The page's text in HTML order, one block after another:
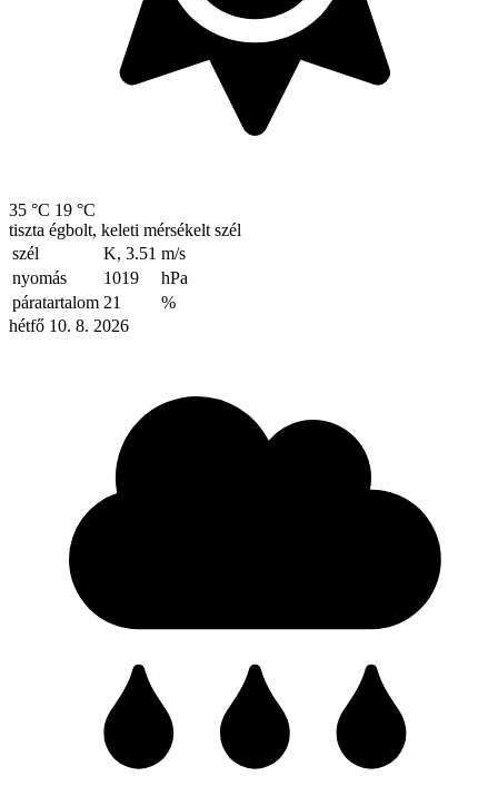
35 °C 19 °C
tiszta égbolt, keleti mérsékelt szél
szél
K, 3.51 m/s
nyomás
1019
hPa
páratartalom 21
%
hétfő 10. 8. 2026